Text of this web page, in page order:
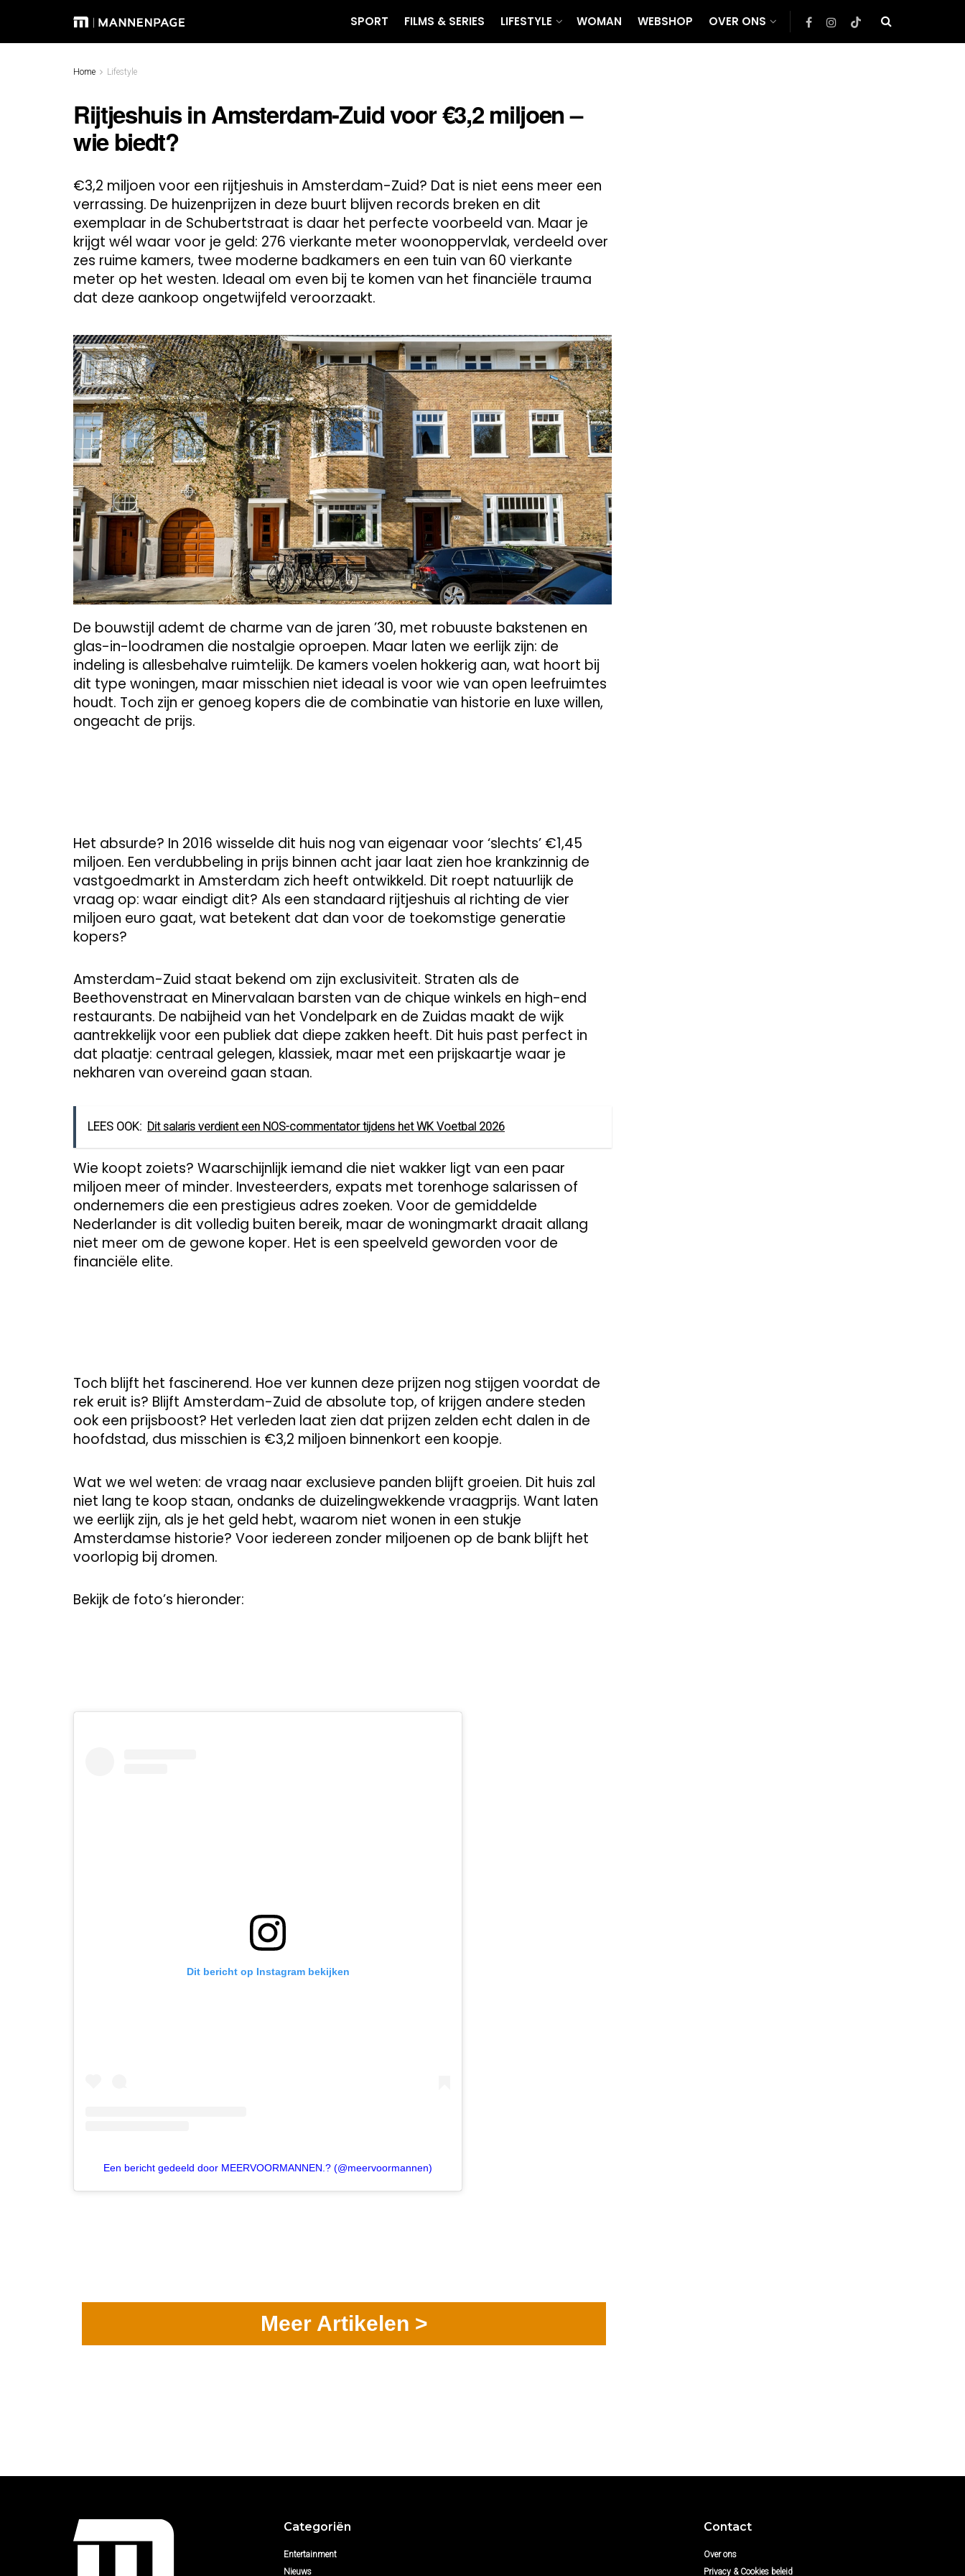
SPORT FILMS & SERIES LIFESTYLE WOMAN WEBSHOP OVER ONS
Home Lifestyle
Rijtjeshuis in Amsterdam-Zuid voor €3,2 miljoen –
wie biedt?
€3,2 miljoen voor een rijtjeshuis in Amsterdam-Zuid? Dat is niet eens meer een
verrassing. De huizenprijzen in deze buurt blijven records breken en dit
exemplaar in de Schubertstraat is daar het perfecte voorbeeld van. Maar je
krijgt wél waar voor je geld: 276 vierkante meter woonoppervlak, verdeeld over
zes ruime kamers, twee moderne badkamers en een tuin van 60 vierkante
meter op het westen. Ideaal om even bij te komen van het financiële trauma
dat deze aankoop ongetwijfeld veroorzaakt.
De bouwstijl ademt de charme van de jaren ’30, met robuuste bakstenen en
glas-in-loodramen die nostalgie oproepen. Maar laten we eerlijk zijn: de
indeling is allesbehalve ruimtelijk. De kamers voelen hokkerig aan, wat hoort bij
dit type woningen, maar misschien niet ideaal is voor wie van open leefruimtes
houdt. Toch zijn er genoeg kopers die de combinatie van historie en luxe willen,
ongeacht de prijs.
Het absurde? In 2016 wisselde dit huis nog van eigenaar voor ‘slechts’ €1,45
miljoen. Een verdubbeling in prijs binnen acht jaar laat zien hoe krankzinnig de
vastgoedmarkt in Amsterdam zich heeft ontwikkeld. Dit roept natuurlijk de
vraag op: waar eindigt dit? Als een standaard rijtjeshuis al richting de vier
miljoen euro gaat, wat betekent dat dan voor de toekomstige generatie
kopers?
Amsterdam-Zuid staat bekend om zijn exclusiviteit. Straten als de
Beethovenstraat en Minervalaan barsten van de chique winkels en high-end
restaurants. De nabijheid van het Vondelpark en de Zuidas maakt de wijk
aantrekkelijk voor een publiek dat diepe zakken heeft. Dit huis past perfect in
dat plaatje: centraal gelegen, klassiek, maar met een prijskaartje waar je
nekharen van overeind gaan staan.
LEES OOK: Dit salaris verdient een NOS-commentator tijdens het WK Voetbal 2026
Wie koopt zoiets? Waarschijnlijk iemand die niet wakker ligt van een paar
miljoen meer of minder. Investeerders, expats met torenhoge salarissen of
ondernemers die een prestigieus adres zoeken. Voor de gemiddelde
Nederlander is dit volledig buiten bereik, maar de woningmarkt draait allang
niet meer om de gewone koper. Het is een speelveld geworden voor de
financiële elite.
Toch blijft het fascinerend. Hoe ver kunnen deze prijzen nog stijgen voordat de
rek eruit is? Blijft Amsterdam-Zuid de absolute top, of krijgen andere steden
ook een prijsboost? Het verleden laat zien dat prijzen zelden echt dalen in de
hoofdstad, dus misschien is €3,2 miljoen binnenkort een koopje.
Wat we wel weten: de vraag naar exclusieve panden blijft groeien. Dit huis zal
niet lang te koop staan, ondanks de duizelingwekkende vraagprijs. Want laten
we eerlijk zijn, als je het geld hebt, waarom niet wonen in een stukje
Amsterdamse historie? Voor iedereen zonder miljoenen op de bank blijft het
voorlopig bij dromen.
Bekijk de foto’s hieronder:
Dit bericht op Instagram bekijken
Een bericht gedeeld door MEERVOORMANNEN.? (@meervoormannen)
Meer Artikelen >
Categoriën
Entertainment
Nieuws
Contact
Over ons
Privacy & Cookies beleid